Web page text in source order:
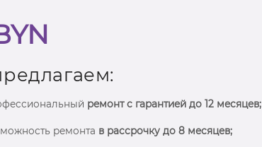
ремонт с гарантией до 12 месяцев;
ремонта в рассрочку до 8 месяцев;